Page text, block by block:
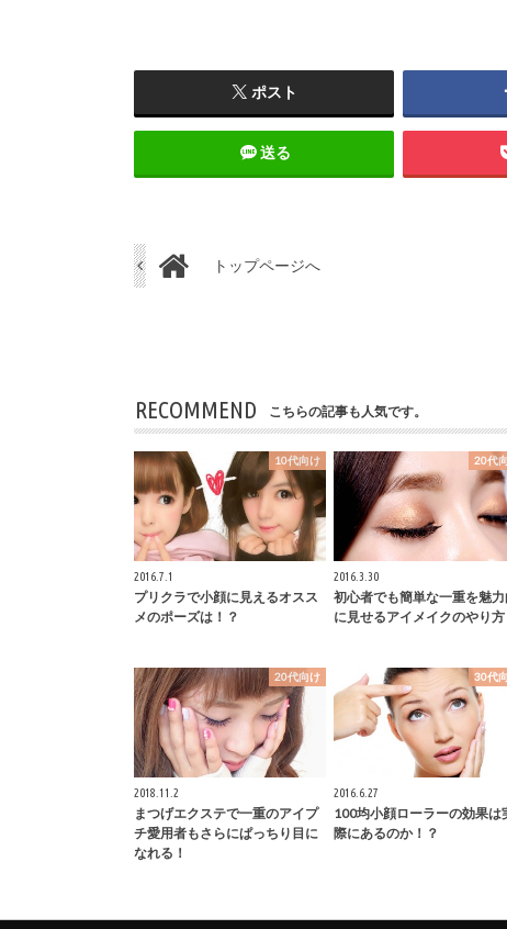
ポスト
送る
トップページへ
RECOMMEND こちらの記事も人気です。
10代向け
2016.7.1
プリクラで小顔に見えるオスス
メのポーズは！？
20代
2016.3.30
初心者でも簡単な一重を魅
に見せるアイメイクのやり方
20代向け
2018.11.2
まつげエクステで一重のアイプ
チ愛用者もさらにぱっちり目に
なれる！
30代
2016.6.27
100均小顔ローラーの効果は
際にあるのか！？